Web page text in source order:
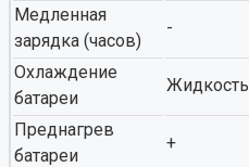
Медленная
зарядка (часов)
-
Охлаждение
батареи
Жидкость
Преднагрев
батареи
+